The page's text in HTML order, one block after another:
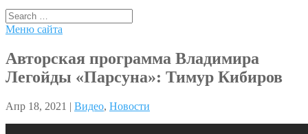
Меню сайта
Авторская программа Владимира
Легойды «Парсуна»: Тимур Кибиров
Апр 18, 2021 | Видео, Новости